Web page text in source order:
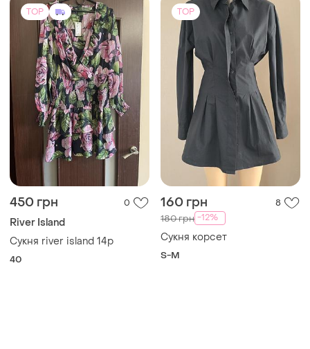
TOP
450 грн 0
River Island
Сукня river island 14p
40
TOP
160 грн 8
180 грн -12%
Сукня корсет
S-M